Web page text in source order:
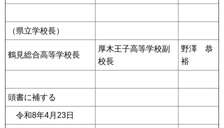
（県立学校長）
鶴見総合高等学校長
厚木王子高等学校副
校長
野澤 恭
裕
頭書に補する
令和8年4月23日